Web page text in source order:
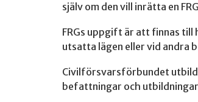
själv om den vill inrätta en
FRGs uppgift är att finnas
utsatta lägen eller vid andra
Civilförsvarsförbundet
befattningar och